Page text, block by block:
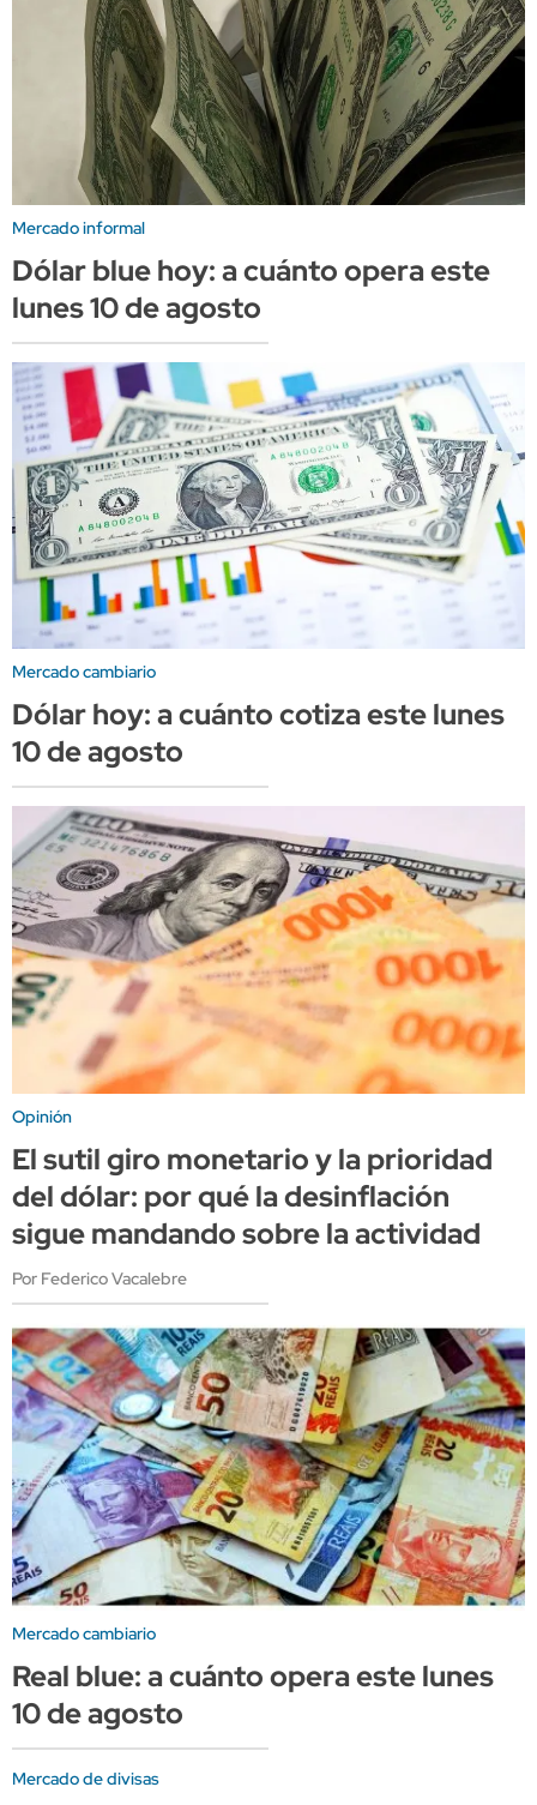
Mercado informal
Dólar blue hoy: a cuánto opera este
lunes 10 de agosto
Mercado cambiario
Dólar hoy: a cuánto cotiza este lunes
10 de agosto
Opinión
El sutil giro monetario y la prioridad
del dólar: por qué la desinflación
sigue mandando sobre la actividad
Por Federico Vacalebre
Mercado cambiario
Real blue: a cuánto opera este lunes
10 de agosto
Mercado de divisas